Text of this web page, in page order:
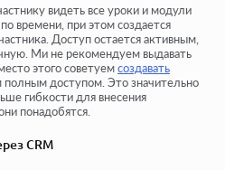
видеть все уроки и модули
времени, при этом создается
Доступ остается активным,
Ми не рекомендуем выдавать
этого советуемсоздавать
полным доступом. Это значительно
гибкости для внесения
понадобятся.
CRM